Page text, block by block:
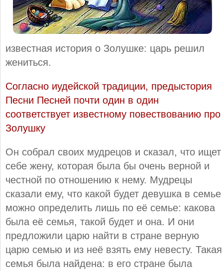
известная история о Золушке: царь решил
жениться.
Согласно иудейской традиции, предыстория
Песни Песней почти один в один
соответствует известному повествованию про
Золушку
Он собрал своих мудрецов и сказал, что ищет
себе жену, которая была бы очень верной и
честной по отношению к нему. Мудрецы
сказали ему, что какой будет девушка в семье
можно определить лишь по её семье: какова
была её семья, такой будет и она. И они
предложили царю найти в стране верную
царю семью и из неё взять ему невесту. Такая
семья была найдена: в его стране была